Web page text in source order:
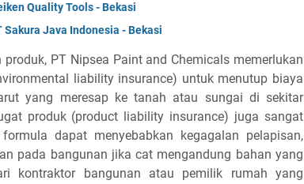
Quality Tools - Bekasi
Sakura Java Indonesia - Bekasi
PT Nipsea Paint and Chemicals memerlukan
liability insurance) untuk menutup biaya
yang meresap ke tanah atau sungai di sekitar
produk (product liability insurance) juga sangat
dapat menyebabkan kegagalan pelapisan,
pada bangunan jika cat mengandung bahan yang
kontraktor bangunan atau pemilik rumah yang